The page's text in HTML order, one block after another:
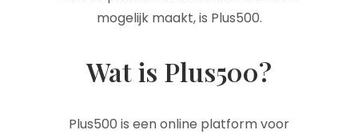
mogelijk maakt, is Plus500.
Wat is Plus500?
Plus500 is een online platform voor